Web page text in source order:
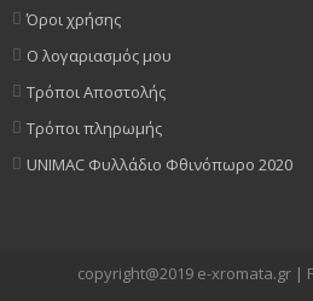
Όροι χρήσης
Ο λογαριασμός μου
Τρόποι Αποστολής
Τρόποι πληρωμής
UNIMAC Φυλλάδιο Φθινόπωρο 2020
copyright@2019 e-xromata.gr |